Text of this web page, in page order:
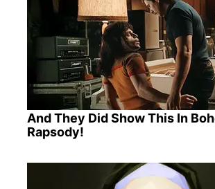
And They Did Show This In
Rapsody!